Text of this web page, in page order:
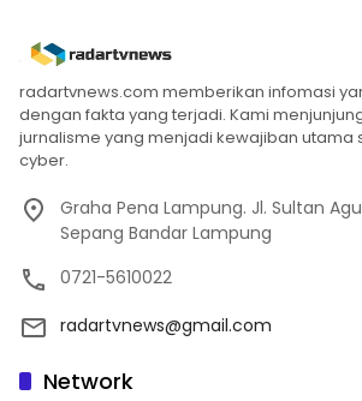
radartvnews.com memberikan infomasi
dengan fakta yang terjadi. Kami
jurnalisme yang menjadi kewajiban utama
cyber.
Graha Pena Lampung. Jl. Sultan
Sepang Bandar Lampung
0721-5610022
radartvnews@gmail.com
Network